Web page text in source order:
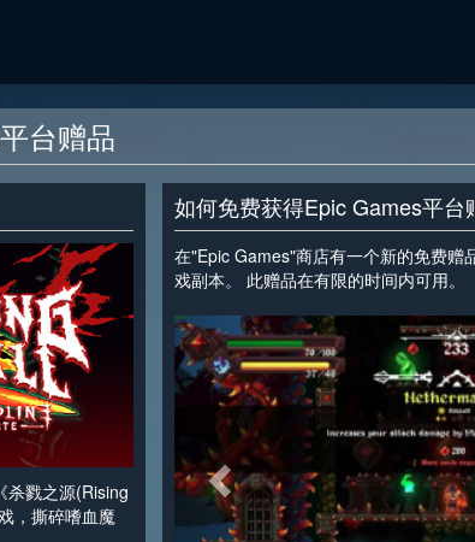
台赠品
杀戮之源(Rising
，撕碎嗜血魔
如何免费获得Epic Games平台
在"Epic Games"商店有一个新的免费赠
戏副本。 此赠品在有限的时间内可用。
<